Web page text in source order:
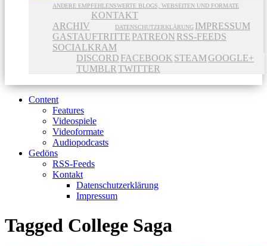
ANDERE EMPFEHLENSWERTE BLOGS, WEBSEITEN UND FORMATE
ARCHIV
KONTAKT
DATENSCHUTZERKLÄRUNG IMPRESSUM
GASTAUFTRITTE PATREON RSS-FEEDS
SOCIALKRAM
DISCORD FACEBOOK STEAMGOOGLE+
TUMBLR TWITTER
Content
Features
Videospiele
Videoformate
Audiopodcasts
Gedöns
RSS-Feeds
Kontakt
Datenschutzerklärung
Impressum
Tagged College Saga